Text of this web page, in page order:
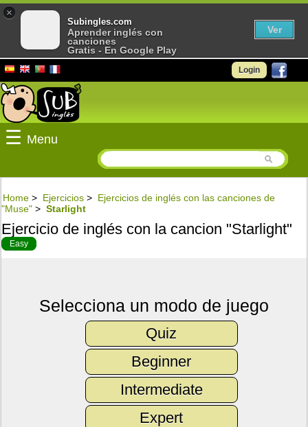
Login
☰ Menu
Home > Ejercicios > Ejercicios de inglés con las canciones de
"Muse" > Starlight
Ejercicio de inglés con la cancion "Starlight"
Easy
Selecciona un modo de juego
Quiz
Beginner
Intermediate
Expert
×
Subingles.com
Aprender inglés con
canciones
Gratis - En Google Play
Ver